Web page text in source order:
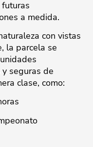
a medida.
con vistas
la parcela se
seguras de
clase, como: